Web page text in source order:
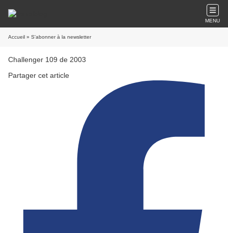
MENU
Accueil » S'abonner à la newsletter
Challenger 109 de 2003
Partager cet article